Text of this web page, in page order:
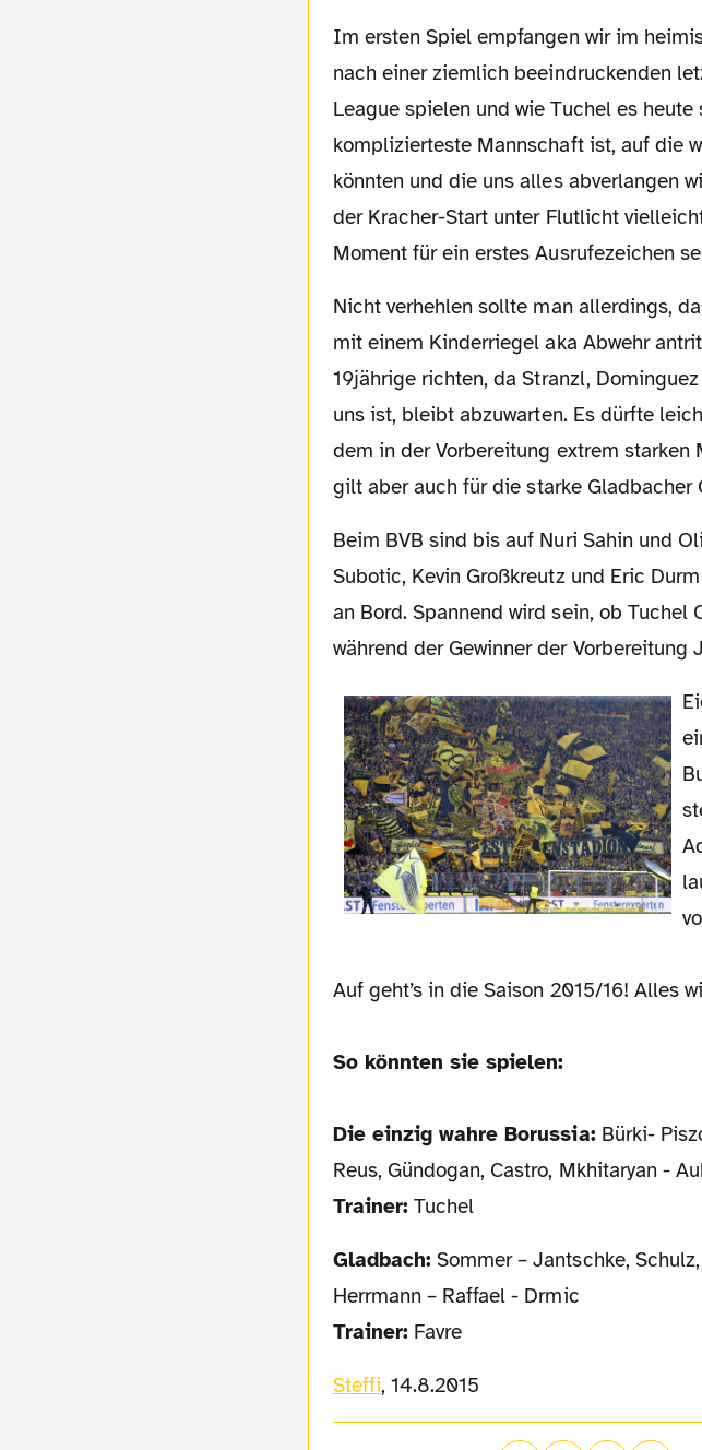
Im ersten Spiel empfangen wir im heimischen Stadion Borussia Mönchengladbach, die
nach einer ziemlich beeindruckenden
League spielen und wie Tuchel es
komplizierteste Mannschaft ist, auf die
könnten und die uns alles abverlangen
der Kracher-Start unter Flutlicht
Moment für ein erstes Ausrufezeichen
Nicht verhehlen sollte man allerdings, dass Gladbach morgen wie einst unsere Borussia
mit einem Kinderriegel aka Abwehr
19jährige richten, da Stranzl,
uns ist, bleibt abzuwarten. Es dürfte
dem in der Vorbereitung extrem starken
gilt aber auch für die starke Gladbacher
Beim BVB sind bis auf Nuri Sahin und Oliver Kirch (beide noch verletzt) und Neven
Subotic, Kevin Großkreutz und Eric
an Bord. Spannend wird sein, ob Tuchel
während der Gewinner der
Eigentlich ist das aber alles total egal, denn das
Auf geht’s in die Saison 2015/16! Alles
So könnten sie spielen:
Die einzig wahre Borussia: Bürki-
Reus, Gündogan, Castro, Mkhitaryan -
Trainer: Tuchel
Gladbach: Sommer – Jantschke,
Herrmann – Raffael - Drmic
Trainer: Favre
Steffi, 14.8.2015